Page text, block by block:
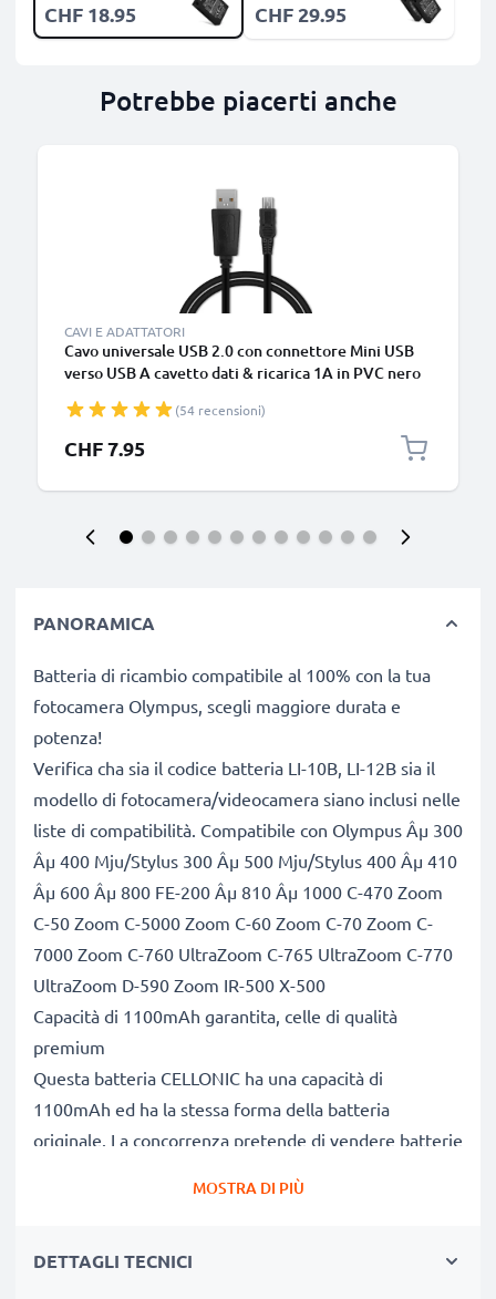
CHF 18.95 CHF 29.95
Potrebbe piacerti anche
CAVI E ADATTATORI
Cavo universale USB 2.0 con connettore Mini USB
verso USB A cavetto dati & ricarica 1A in PVC nero
(54 recensioni)
CHF 7.95
PANORAMICA
Batteria di ricambio compatibile al 100% con la tua
fotocamera Olympus, scegli maggiore durata e
potenza!
Verifica cha sia il codice batteria LI-10B, LI-12B sia il
modello di fotocamera/videocamera siano inclusi nelle
liste di compatibilità. Compatibile con Olympus Âµ 300
Âµ 400 Mju/Stylus 300 Âµ 500 Mju/Stylus 400 Âµ 410
Âµ 600 Âµ 800 FE-200 Âµ 810 Âµ 1000 C-470 Zoom
C-50 Zoom C-5000 Zoom C-60 Zoom C-70 Zoom C-
7000 Zoom C-760 UltraZoom C-765 UltraZoom C-770
UltraZoom D-590 Zoom IR-500 X-500
Capacità di 1100mAh garantita, celle di qualità
premium
Questa batteria CELLONIC ha una capacità di
1100mAh ed ha la stessa forma della batteria
originale. La concorrenza pretende di vendere batterie
1100mAh, proprio come pubblicizzato.
MOSTRA DI PIÙ
DETTAGLI TECNICI